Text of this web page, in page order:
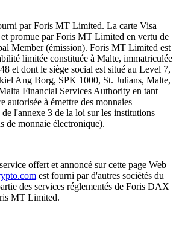
par Foris MT Limited. La carte Visa
et promue par Foris MT Limited en vertu de
Member (émission). Foris MT Limited est
limitée constituée à Malte, immatriculée
et dont le siège social est situé au Level 7,
Ang Borg, SPK 1000, St. Julians, Malte,
Financial Services Authority en tant
autorisée à émettre des monnaies
l'annexe 3 de la loi sur les institutions
de monnaie électronique).
offert et annoncé sur cette page Web
est fourni par d'autres sociétés du
des services réglementés de Foris DAX
MT Limited.